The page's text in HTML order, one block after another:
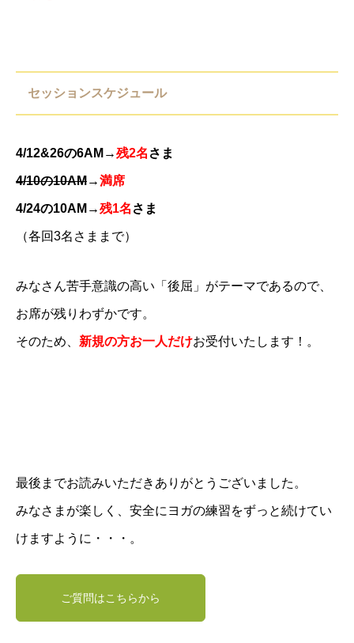
セッションスケジュール
4/12&26の6AM→残2名 さま
4/10の10AM→満席
4/24の10AM→残1名 さま
（各回3名さままで）
みなさん苦手意識の高い「後屈」がテーマであるので、
お席が残りわずかです。
そのため、 新規の方お一人だけお受付いたします！⁡。
最後までお読みいただきありがとうございました。
みなさまが楽しく、安全にヨガの練習をずっと続けてい
けますように・・・。
ご質問はこちらから